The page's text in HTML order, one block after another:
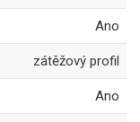
Ano
zátěžový profil
Ano